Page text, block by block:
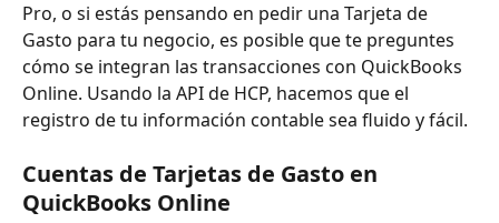
Pro, o si estás pensando en pedir una Tarjeta de
Gasto para tu negocio, es posible que te preguntes
cómo se integran las transacciones con QuickBooks
Online. Usando la API de HCP, hacemos que el
registro de tu información contable sea fluido y fácil.
Cuentas de Tarjetas de Gasto en
QuickBooks Online